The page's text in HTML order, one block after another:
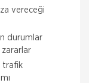
vereceği
durumlar
trafik